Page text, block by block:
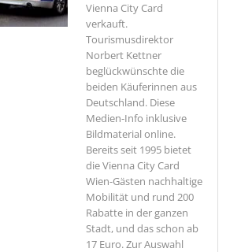
Vienna City Card
verkauft.
Tourismusdirektor
Norbert Kettner
beglückwünschte die
beiden Käuferinnen aus
Deutschland. Diese
Medien-Info inklusive
Bildmaterial online.
Bereits seit 1995 bietet
die Vienna City Card
Wien-Gästen nachhaltige
Mobilität und rund 200
Rabatte in der ganzen
Stadt, und das schon ab
17 Euro. Zur Auswahl